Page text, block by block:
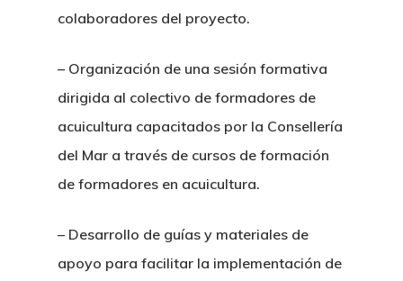
colaboradores del proyecto.
– Organización de una sesión formativa
dirigida al colectivo de formadores de
acuicultura capacitados por la Consellería
del Mar a través de cursos de formación
de formadores en acuicultura.
– Desarrollo de guías y materiales de
apoyo para facilitar la implementación de